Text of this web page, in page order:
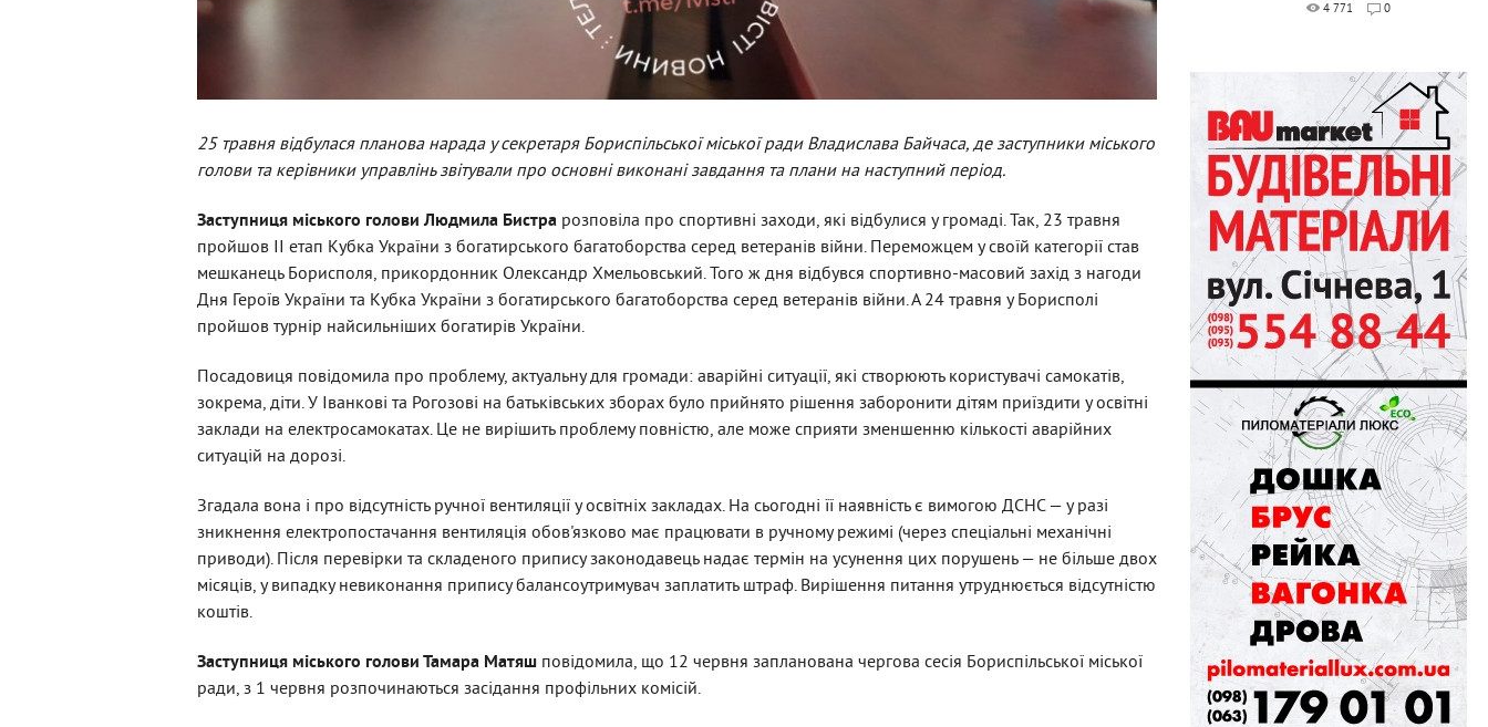
25 травня відбулася планова нарада у секретаря Бориспільської міської ради Владислава Байчаса, де заступники міського
голови та керівники управлінь звітували про основні виконані завдання та плани на наступний період.
Заступниця міського голови Людмила Бистра розповіла про спортивні заходи, які відбулися у громаді. Так, 23 травня
пройшов ІІ етап Кубка України з богатирського багатоборства серед ветеранів війни. Переможцем у своїй категорії став
мешканець Борисполя, прикордонник Олександр Хмельовський. Того ж дня відбувся спортивно-масовий захід з нагоди
Дня Героїв України та Кубка України з богатирського багатоборства серед ветеранів війни. А 24 травня у Борисполі
пройшов турнір найсильніших богатирів України.
Посадовиця повідомила про проблему, актуальну для громади: аварійні ситуації, які створюють користувачі самокатів,
зокрема, діти. У Іванкові та Рогозові на батьківських зборах було прийнято рішення заборонити дітям приїздити у освітні
заклади на електросамокатах. Це не вирішить проблему повністю, але може сприяти зменшенню кількості аварійних
ситуацій на дорозі.
Згадала вона і про відсутність ручної вентиляції у освітніх закладах. На сьогодні її наявність є вимогою ДСНС — у разі
зникнення електропостачання вентиляція обов'язково має працювати в ручному режимі (через спеціальні механічні
приводи). Після перевірки та складеного припису законодавець надає термін на усунення цих порушень — не більше двох
місяців, у випадку невиконання припису балансоутримувач заплатить штраф. Вирішення питання утруднюється відсутністю
коштів.
Заступниця міського голови Тамара Матяш повідомила, що 12 червня запланована чергова сесія Бориспільської міської
ради, з 1 червня розпочинаються засідання профільних комісій.
4 771 0